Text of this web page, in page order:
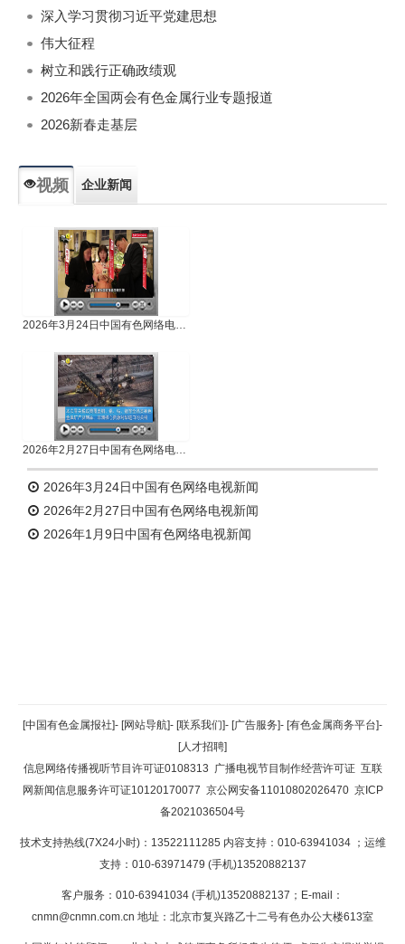
深入学习贯彻习近平党建思想
伟大征程
树立和践行正确政绩观
2026年全国两会有色金属行业专题报道
2026新春走基层
视频 企业新闻
2026年3月24日中国有色网络电视新闻
2026年2月27日中国有色网络电视新闻
2026年3月24日中国有色网络电视新闻
2026年2月27日中国有色网络电视新闻
2026年1月9日中国有色网络电视新闻
返回顶部
返回首页
[中国有色金属报社]- [网站导航]- [联系我们]- [广告服务]- [有色金属商务平台]-
[人才招聘]
信息网络传播视听节目许可证0108313 广播电视节目制作经营许可证 互联
网新闻信息服务许可证10120170077 京公网安备11010802026470 京ICP
备2021036504号
技术支持热线(7X24小时)：13522111285 内容支持：010-63941034 ；运维
支持：010-63971479 (手机)13520882137
客户服务：010-63941034 (手机)13520882137；E-mail：
cnmn@cnmn.com.cn 地址：北京市复兴路乙十二号有色办公大楼613室